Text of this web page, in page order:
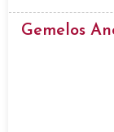
Gemelos